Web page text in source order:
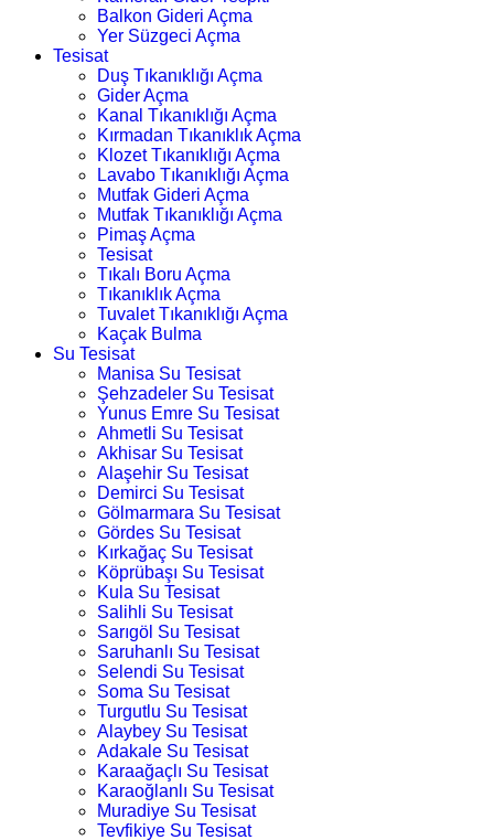
Balkon Gideri Açma
Yer Süzgeci Açma
Tesisat
Duş Tıkanıklığı Açma
Gider Açma
Kanal Tıkanıklığı Açma
Kırmadan Tıkanıklık Açma
Klozet Tıkanıklığı Açma
Lavabo Tıkanıklığı Açma
Mutfak Gideri Açma
Mutfak Tıkanıklığı Açma
Pimaş Açma
Tesisat
Tıkalı Boru Açma
Tıkanıklık Açma
Tuvalet Tıkanıklığı Açma
Kaçak Bulma
Su Tesisat
Manisa Su Tesisat
Şehzadeler Su Tesisat
Yunus Emre Su Tesisat
Ahmetli Su Tesisat
Akhisar Su Tesisat
Alaşehir Su Tesisat
Demirci Su Tesisat
Gölmarmara Su Tesisat
Gördes Su Tesisat
Kırkağaç Su Tesisat
Köprübaşı Su Tesisat
Kula Su Tesisat
Salihli Su Tesisat
Sarıgöl Su Tesisat
Saruhanlı Su Tesisat
Selendi Su Tesisat
Soma Su Tesisat
Turgutlu Su Tesisat
Alaybey Su Tesisat
Adakale Su Tesisat
Karaağaçlı Su Tesisat
Karaoğlanlı Su Tesisat
Muradiye Su Tesisat
Tevfikiye Su Tesisat